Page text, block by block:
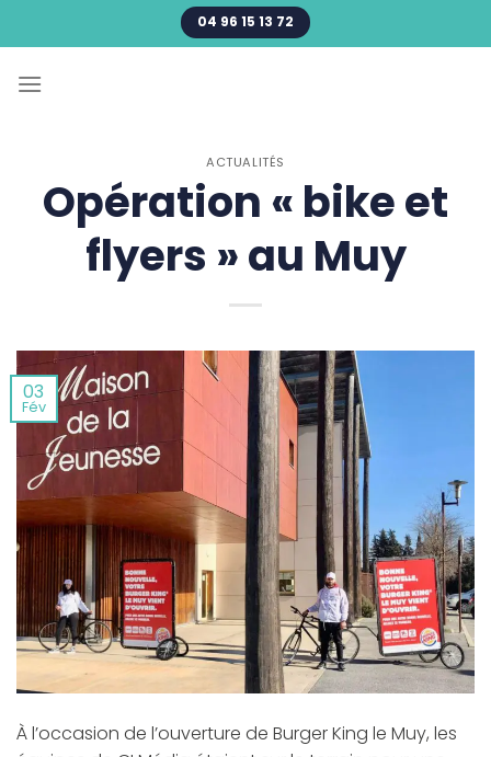
au
04 96 15 13 72
ACTUALITÉS
Opération « bike et
flyers » au Muy
03
Fév
À l’occasion de l’ouverture de Burger King le Muy, les